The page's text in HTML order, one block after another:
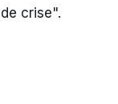
crise".